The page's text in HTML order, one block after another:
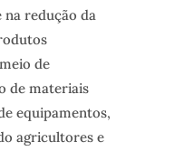
na redução da
de
de materiais
equipamentos,
agricultores e